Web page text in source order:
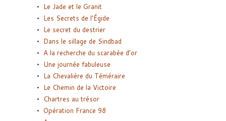
Le Jade et le Granit
Les Secrets de l’Égide
Le secret du destrier
Dans le sillage de Sindbad
A la recherche du scarabée d’or
Une journée fabuleuse
La Chevalière du Téméraire
Le Chemin de la Victoire
Chartres au trésor
Opération France 98